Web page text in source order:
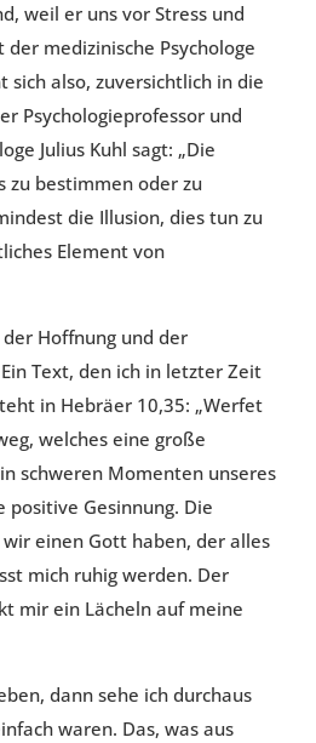
weil er uns vor Stress und
der medizinische Psychologe
sich also, zuversichtlich in die
Psychologieprofessor und
Julius Kuhl sagt: „Die
zu bestimmen oder zu
die Illusion, dies tun zu
Element von
Hoffnung und der
Text, den ich in letzter Zeit
in Hebräer 10,35: „Werfet
welches eine große
schweren Momenten unseres
positive Gesinnung. Die
einen Gott haben, der alles
mich ruhig werden. Der
mir ein Lächeln auf meine
dann sehe ich durchaus
waren. Das, was aus